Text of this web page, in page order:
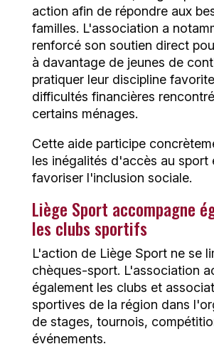
action afin de répondre aux
familles. L'association a
renforcé son soutien direct
à davantage de jeunes de
pratiquer leur discipline
difficultés financières
certains ménages.
Cette aide participe
les inégalités d'accès au sport
favoriser l'inclusion sociale.
Liège Sport accompagne
les clubs sportifs
L'action de Liège Sport ne se
chèques-sport. L'association
également les clubs et
sportives de la région dans
de stages, tournois,
événements.